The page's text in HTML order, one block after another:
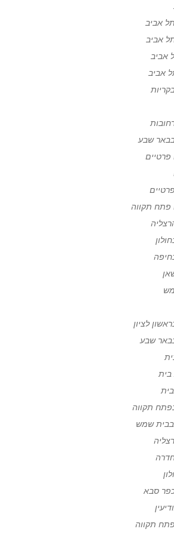
תל אביב
אביב
אביב
אביב
בבאר שבע
פרטיים
פתח תקווה
לציון
בבאר שבע
בית
בית
בפתח תקווה
בבית שמש
סבא
תקווה